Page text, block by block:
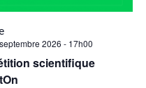
2026 - 17h00
scientifique